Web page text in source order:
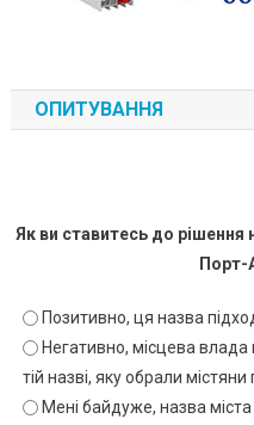
ОПИТУВАННЯ
Як ви ставитесь до
Порт-
Позитивно, ця назва
Негативно, місцева влада
тій назві, яку обрали
Мені байдуже, назва